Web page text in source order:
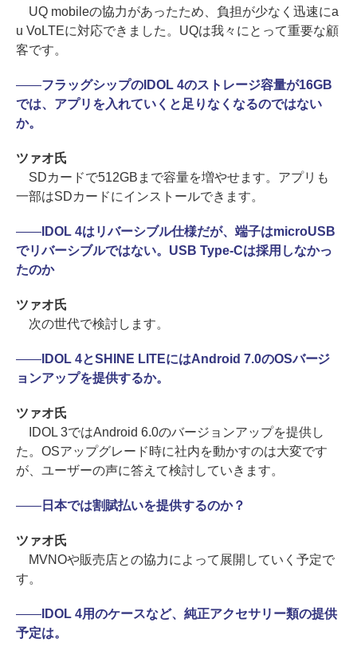
UQ mobileの協力があったため、負担が少なく迅速にa
u VoLTEに対応できました。UQは我々にとって重要な顧
客です。
――フラッグシップのIDOL 4のストレージ容量が16GB
では、アプリを入れていくと足りなくなるのではない
か。
ツァオ氏
SDカードで512GBまで容量を増やせます。アプリも
一部はSDカードにインストールできます。
――IDOL 4はリバーシブル仕様だが、端子はmicroUSB
でリバーシブルではない。USB Type-Cは採用しなかっ
たのか
ツァオ氏
次の世代で検討します。
――IDOL 4とSHINE LITEにはAndroid 7.0のOSバージ
ョンアップを提供するか。
ツァオ氏
IDOL 3ではAndroid 6.0のバージョンアップを提供し
た。OSアップグレード時に社内を動かすのは大変です
が、ユーザーの声に答えて検討していきます。
――日本では割賦払いを提供するのか？
ツァオ氏
MVNOや販売店との協力によって展開していく予定で
す。
――IDOL 4用のケースなど、純正アクセサリー類の提供
予定は。